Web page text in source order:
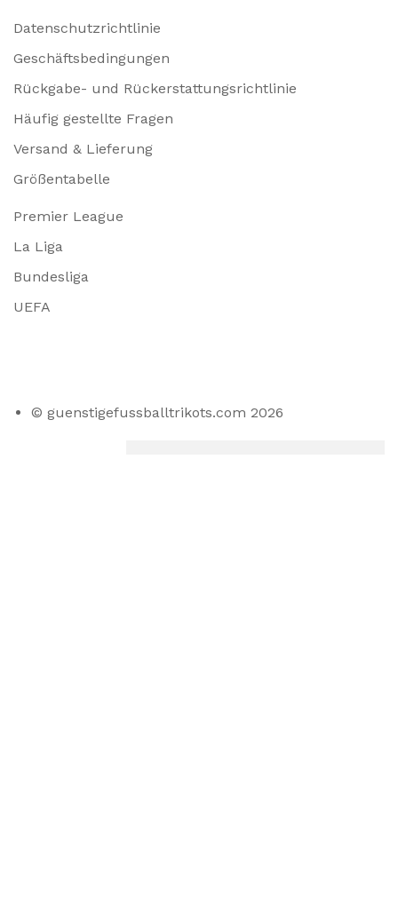
Datenschutzrichtlinie
Geschäftsbedingungen
Rückgabe- und Rückerstattungsrichtlinie
Häufig gestellte Fragen
Versand & Lieferung
Größentabelle
Premier League
La Liga
Bundesliga
UEFA
© guenstigefussballtrikots.com 2026